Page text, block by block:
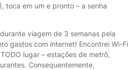
toca em um e pronto – a senha
viagem de 3 semanas pela
gastos com internet! Encontrei Wi-Fi
lugar – estações de metrô,
Consequentemente,